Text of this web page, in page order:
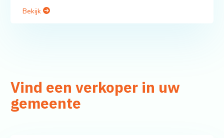
Bekijk
Vind een verkoper in uw
gemeente